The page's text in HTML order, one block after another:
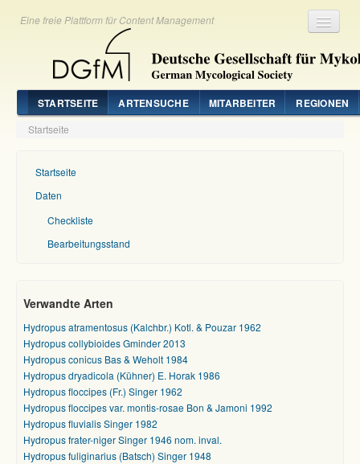
Eine freie Plattform für Content Management
STARTSEITE ARTENSUCHE MITARBEITER REGIONEN
Startseite
Startseite
Daten
Checkliste
Bearbeitungsstand
Verwandte Arten
Hydropus atramentosus (Kalchbr.) Kotl. & Pouzar 1962
Hydropus collybioides Gminder 2013
Hydropus conicus Bas & Weholt 1984
Hydropus dryadicola (Kühner) E. Horak 1986
Hydropus floccipes (Fr.) Singer 1962
Hydropus floccipes var. montis-rosae Bon & Jamoni 1992
Hydropus fluvialis Singer 1982
Hydropus frater-niger Singer 1946 nom. inval.
Hydropus fuliginarius (Batsch) Singer 1948